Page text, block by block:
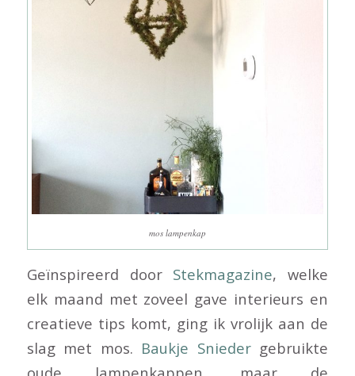
mos lampenkap
Geïnspireerd door Stekmagazine, welke
elk maand met zoveel gave interieurs en
creatieve tips komt, ging ik vrolijk aan de
slag met mos. Baukje Snieder gebruikte